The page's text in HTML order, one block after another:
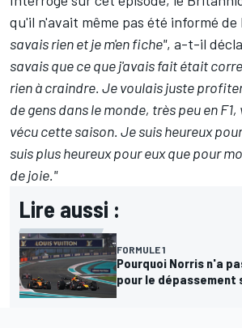
qu'il n'avait même pas été informé de
savais rien et je m'en fiche", a-t-il
savais que ce que j'avais fait était
rien à craindre. Je voulais juste
de gens dans le monde, très peu en
vécu cette saison. Je suis heureux
suis plus heureux pour eux que pour
de joie."
Lire aussi :
FORMULE 1
Pourquoi Norris n'a
pour le dépassement